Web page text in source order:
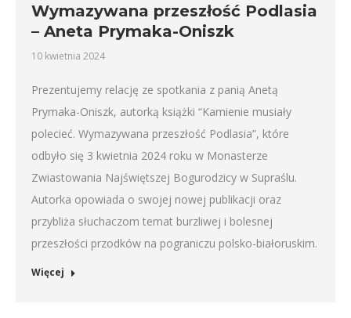
Wymazywana przeszłość Podlasia
– Aneta Prymaka-Oniszk
10 kwietnia 2024
Prezentujemy relację ze spotkania z panią Anetą
Prymaka-Oniszk, autorką książki “Kamienie musiały
polecieć. Wymazywana przeszłość Podlasia”, które
odbyło się 3 kwietnia 2024 roku w Monasterze
Zwiastowania Najświętszej Bogurodzicy w Supraślu.
Autorka opowiada o swojej nowej publikacji oraz
przybliża słuchaczom temat burzliwej i bolesnej
przeszłości przodków na pograniczu polsko-białoruskim.
Więcej